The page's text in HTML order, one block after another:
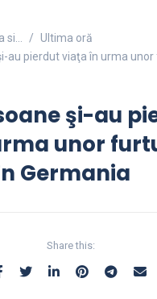
si…
Ultima oră
au pierdut viaţa în urma
şi-au
unor
Germania
Share this: